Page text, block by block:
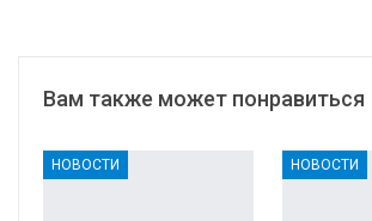
Вам также может понравиться
НОВОСТИ НОВОСТИ